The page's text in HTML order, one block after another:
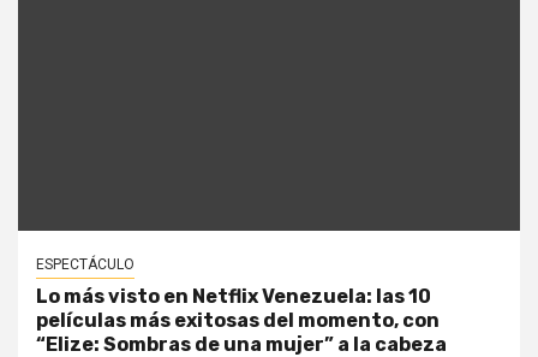
ESPECTÁCULO
Lo más visto en Netflix Venezuela: las 10
películas más exitosas del momento, con
“Elize: Sombras de una mujer” a la cabeza